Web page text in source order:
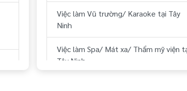
Việc làm Lữ hành/ Du lịch (HDV, ĐH
Tour...) tại Tây Ninh
Việc làm Y tế tại Tây Ninh
Việc làm Vũ trường/ Karaoke tại Tây
Ninh
Việc làm Spa/ Mát xa/ Thẩm mỹ viện
Tây Ninh